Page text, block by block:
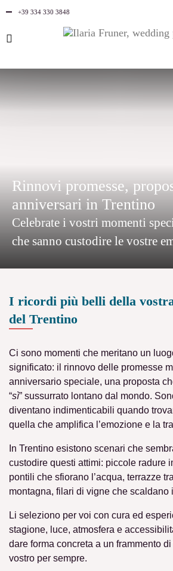
+39 334 330 3848
Rinnovi promesse,
anniversari in Trentino
Celebrate i vostri momenti
che sanno custodire le vostre
I ricordi più belli della
del Trentino
Ci sono momenti che meritano un
significato: il rinnovo delle promesse
anniversario speciale, una proposta
“sì” sussurrato lontano dal mondo.
diventano indimenticabili quando
quella che amplifica l’emozione e la
In Trentino esistono scenari che
custodire questi attimi: piccole radure
pontili che sfiorano l’acqua, terrazze
montagna, filari di vigne che scaldano
Li seleziono per voi con cura ed
stagione, luce, atmosfera e
dare forma concreta a un frammento
vostro per sempre.